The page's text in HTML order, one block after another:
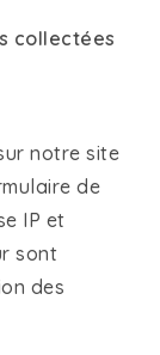
collectées
notre site
de
IP et
sont
des